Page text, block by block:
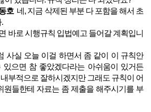
호 네, 지금 삭제된 부분 다 포함을 해서 초
바로 시행규칙 입법예고 들어갈 계획입니
사실 오늘 이걸 하면서 좀 같이 이 규칙안
있으면 참 좋았겠다라는 아쉬움이 있거든
부적으로 잘하시겠지만 그래도 규칙이 어
원들한테 자료는 좀 제출을 해주시기를 부